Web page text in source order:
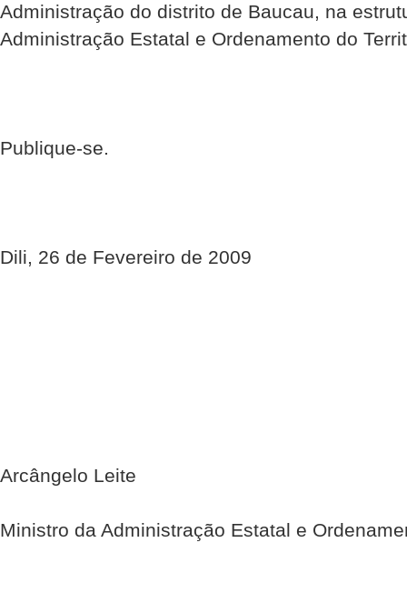
Administração do distrito de Baucau, na
Administração Estatal e Ordenamento do
Publique-se.
Dili, 26 de Fevereiro de 2009
Arcângelo Leite
Ministro da Administração Estatal e